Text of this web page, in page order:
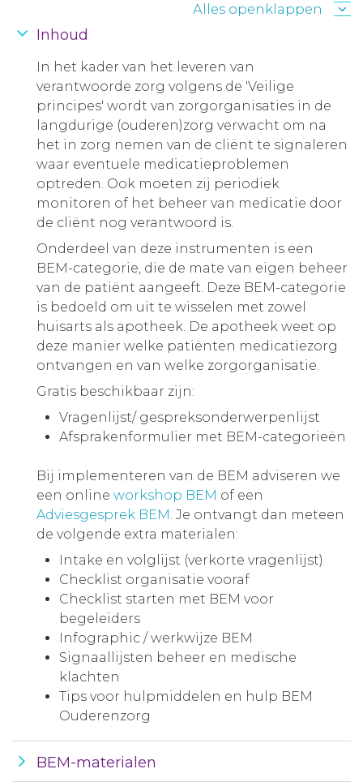
Alles openklappen
Inhoud
In het kader van het leveren van
verantwoorde zorg volgens de 'Veilige
principes' wordt van zorgorganisaties in de
langdurige (ouderen)zorg verwacht om na
het in zorg nemen van de cliënt te signaleren
waar eventuele medicatieproblemen
optreden. Ook moeten zij periodiek
monitoren of het beheer van medicatie door
de cliënt nog verantwoord is.
Onderdeel van deze instrumenten is een
BEM-categorie, die de mate van eigen beheer
van de patiënt aangeeft. Deze BEM-categorie
is bedoeld om uit te wisselen met zowel
huisarts als apotheek. De apotheek weet op
deze manier welke patiënten medicatiezorg
ontvangen en van welke zorgorganisatie.
Gratis beschikbaar zijn:
Vragenlijst/ gespreksonderwerpenlijst
Afsprakenformulier met BEM-categorieën
Bij implementeren van de BEM adviseren we
een online workshop BEM of een
Adviesgesprek BEM. Je ontvangt dan meteen
de volgende extra materialen:
Intake en volglijst (verkorte vragenlijst)
Checklist organisatie vooraf
Checklist starten met BEM voor
begeleiders
Infographic / werkwijze BEM
Signaallijsten beheer en medische
klachten
Tips voor hulpmiddelen en hulp BEM
Ouderenzorg
BEM-materialen